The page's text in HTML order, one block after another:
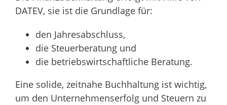
DATEV, sie ist die Grundlage für:
den Jahresabschluss,
die Steuerberatung und
die betriebswirtschaftliche Beratung.
Eine solide, zeitnahe Buchhaltung ist wichtig,
um den Unternehmenserfolg und Steuern zu